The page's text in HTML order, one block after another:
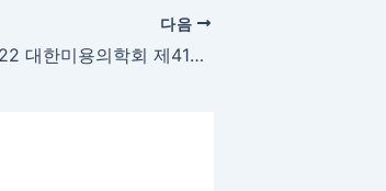
다음
[학회] 2022 대한미용의학회 제41차 춘계학술대회